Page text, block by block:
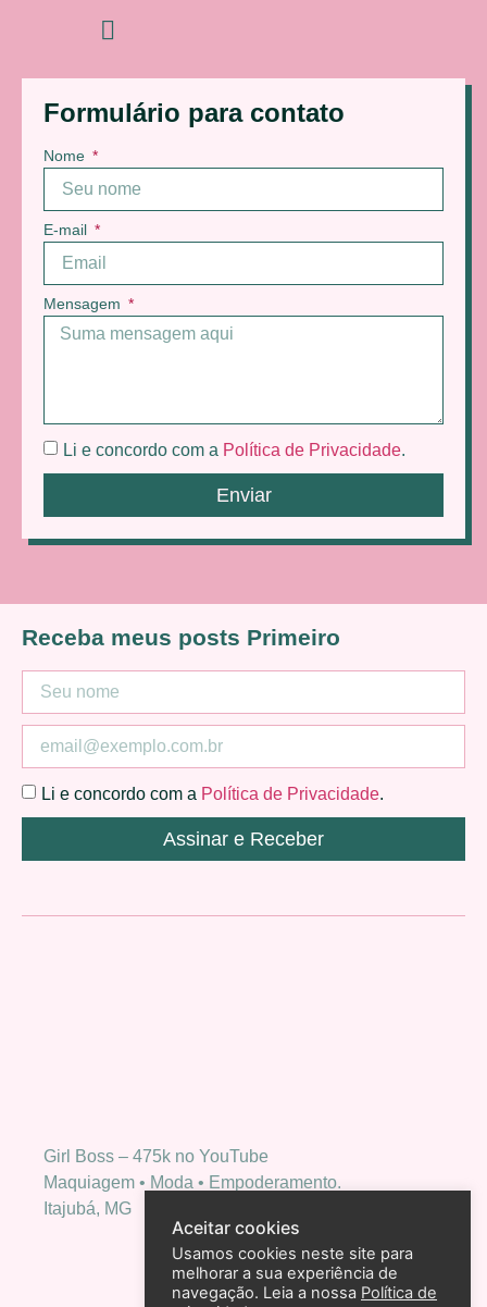
Formulário para contato
Nome
E-mail
Mensagem
Li e concordo com a Política de Privacidade.
Enviar
Girl Boss – 475k no YouTube
Maquiagem • Moda • Empoderamento.
Itajubá, MG
Receba meus posts Primeiro
Li e concordo com a Política de Privacidade.
Assinar e Receber
Aceitar cookies
Usamos cookies neste site para
melhorar a sua experiência de
navegação. Leia a nossa Política de